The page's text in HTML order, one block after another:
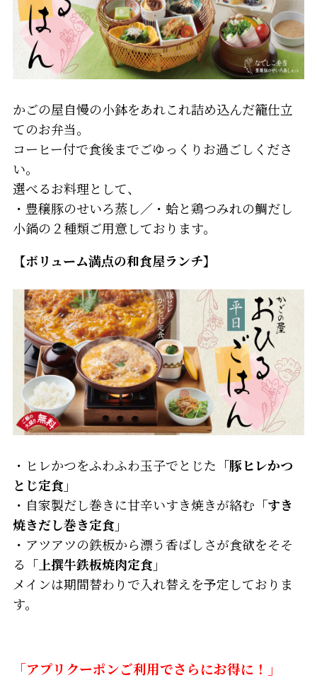
かごの屋自慢の小鉢をあれこれ詰め込んだ籠仕立
てのお弁当。
コーヒー付で食後までごゆっくりお過ごしくださ
い。
選べるお料理として、
・豊穣豚のせいろ蒸し／・蛤と鶏つみれの鯛だし
小鍋の２種類ご用意しております。
【ボリューム満点の和食屋ランチ】
・ヒレかつをふわふわ玉子でとじた 「豚ヒレかつ
とじ定食」
・自家製だし巻きに甘辛いすき焼きが絡む 「すき
焼きだし巻き定食」
・アツアツの鉄板から漂う香ばしさが食欲をそそ
る 「上撰牛鉄板焼肉定食」
メインは期間替わりで入れ替えを予定しておりま
す。
「アプリクーポンご利用でさらにお得に！」